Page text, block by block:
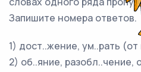
Запишите номера ответов.
1) дост..жение, ум..рать
2) об..яние, разобл..чение,